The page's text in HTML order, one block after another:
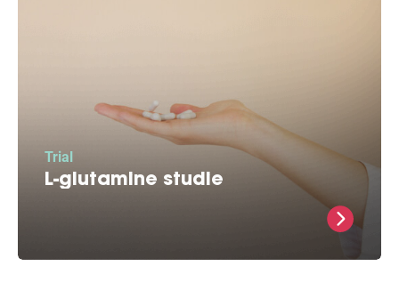
Trial
L-glutamine studie
L-Glutamine herstelt energie levels en biedt